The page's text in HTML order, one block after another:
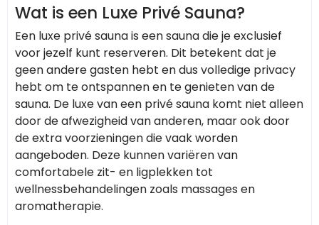
Wat is een Luxe Privé Sauna?
Een luxe privé sauna is een sauna die je exclusief
voor jezelf kunt reserveren. Dit betekent dat je
geen andere gasten hebt en dus volledige privacy
hebt om te ontspannen en te genieten van de
sauna. De luxe van een privé sauna komt niet alleen
door de afwezigheid van anderen, maar ook door
de extra voorzieningen die vaak worden
aangeboden. Deze kunnen variëren van
comfortabele zit- en ligplekken tot
wellnessbehandelingen zoals massages en
aromatherapie.